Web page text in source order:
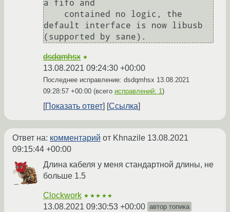
a fifo and
default interface is now libusb
dsdqmhsx ★
13.08.2021 09:24:30 +00:00
Последнее исправление: dsdqmhsx 13.08.2021
09:28:57 +00:00 (всего исправлений: 1)
Показать ответ Ссылка
Ответ на: комментарий от Khnazile 13.08.2021
09:15:44 +00:00
Длина кабеля у меня стандартной длины, не
больше 1.5
Clockwork ★★★★★
13.08.2021 09:30:53 +00:00 автор топика